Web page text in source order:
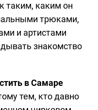
таким, каким он
трюками,
и артистами
знакомство
в Самаре
тем, кто давно